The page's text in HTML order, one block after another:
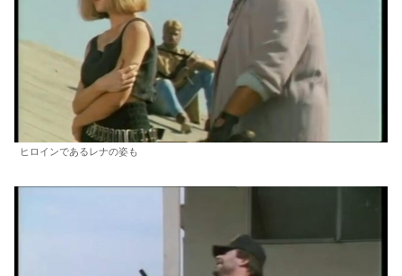
ヒロインであるレナの姿も